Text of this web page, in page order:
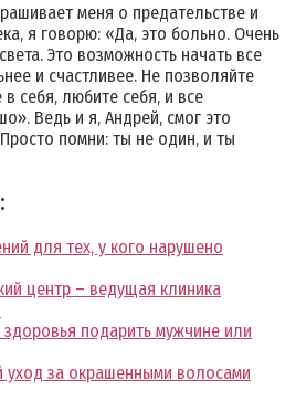
меня о предательстве и
я говорю: «Да‚ это больно. Очень
Это возможность начать все
и счастливее. Не позволяйте
себя‚ любите себя‚ и все
Ведь и я‚ Андрей‚ смог это
помни: ты не один‚ и ты
для тех, у кого нарушено
центр – ведущая клиника
подарить мужчине или
за окрашенными волосами